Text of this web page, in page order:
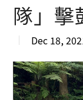
隊」擊
Dec 18,